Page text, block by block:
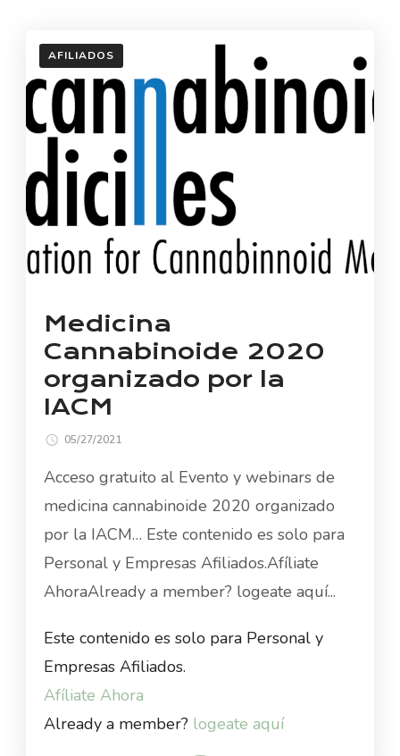
AFILIADOS
Medicina
Cannabinoide 2020
organizado por la
IACM
05/27/2021
Acceso gratuito al Evento y webinars de
medicina cannabinoide 2020 organizado
por la IACM… Este contenido es solo para
Personal y Empresas Afiliados.Afíliate
AhoraAlready a member? logeate aquí...
Este contenido es solo para Personal y
Empresas Afiliados.
Afíliate Ahora
Already a member? logeate aquí